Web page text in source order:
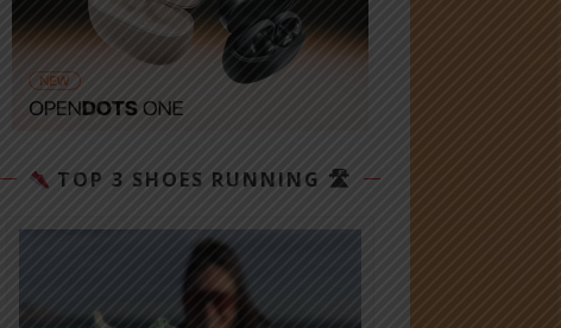
TOP 3 SHOES RUNNING 🛣